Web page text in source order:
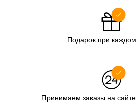
Подарок при каждом
Принимаем заказы на сайте